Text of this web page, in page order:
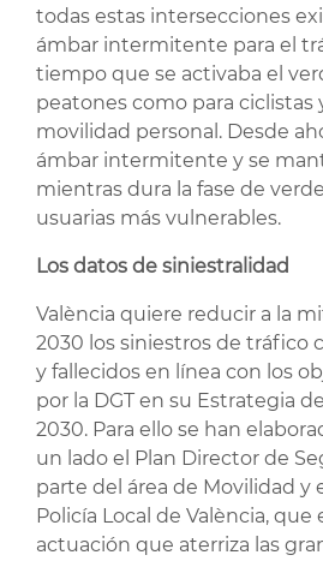
todas estas intersecciones
ámbar intermitente para el
tiempo que se activaba el
peatones como para ciclistas
movilidad personal. Desde
ámbar intermitente y se
mientras dura la fase de
usuarias más vulnerables.
Los datos de siniestralidad
València quiere reducir a la
2030 los siniestros de tráfico
y fallecidos en línea con los
por la DGT en su Estrategia
2030. Para ello se han
un lado el Plan Director de
parte del área de Movilidad y
Policía Local de València, que
actuación que aterriza las